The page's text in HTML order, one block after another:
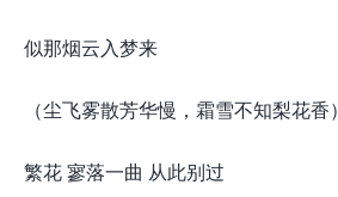
似那烟云入梦来
（尘飞雾散芳华慢，霜雪不知梨花香）
繁花 寥落一曲 从此别过